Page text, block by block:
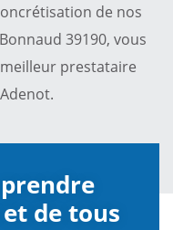
de nos
39190, vous
prestataire
de tous